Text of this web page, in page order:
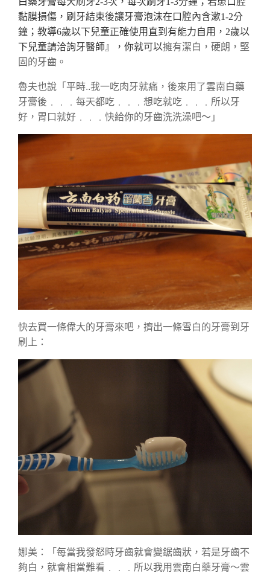
黏膜損傷，刷牙結束後讓牙膏泡沫在口腔內含漱1-2分
鐘；教導6歲以下兒童正確使用直到有能力自用，2歲以
下兒童請洽詢牙醫師』，你就可以擁有潔白，硬朗，堅
固的牙齒。
魯夫也說「平時..我一吃肉牙就痛，後來用了雲南白藥
牙膏後﹒﹒﹒每天都吃﹒﹒﹒想吃就吃﹒﹒﹒所以牙
好，胃口就好﹒﹒﹒快給你的牙齒洗洗澡吧～」
快去買一條偉大的牙膏來吧，擠出一條雪白的牙膏到牙
刷上：
娜美：「每當我發怒時牙齒就會變鋸齒狀，若是牙齒不
夠白，就會相當難看﹒﹒﹒所以我用雲南白藥牙膏～雲